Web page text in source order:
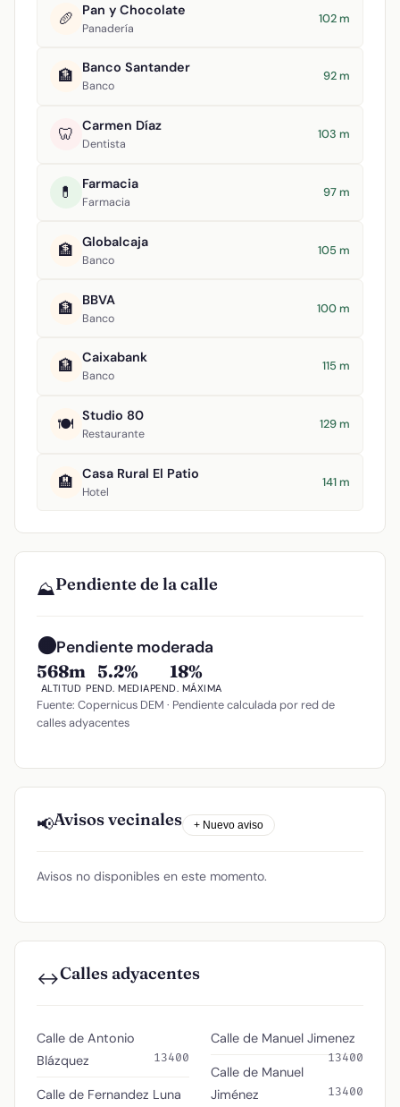
🥖 Pan y Chocolate
Panadería
102 m
🏦 Banco Santander
Banco
92 m
🦷 Carmen Díaz
Dentista
103 m
💊 Farmacia
Farmacia
97 m
🏦 Globalcaja
Banco
105 m
🏦 BBVA
Banco
100 m
🏦 Caixabank
Banco
115 m
🍽️ Studio 80
Restaurante
129 m
🏨 Casa Rural El Patio
Hotel
141 m
⛰️Pendiente de la calle
🟠Pendiente moderada
568m
ALTITUD
5.2%
PEND. MEDIA
18%
PEND. MÁXIMA
Fuente: Copernicus DEM · Pendiente calculada por red de
calles adyacentes
📢Avisos vecinales + Nuevo aviso
Avisos no disponibles en este momento.
↔️Calles adyacentes
Calle de Antonio
Blázquez
13400
Calle de Fernandez Luna
Calle de Manuel Jimenez
13400
Calle de Manuel
Jiménez
13400